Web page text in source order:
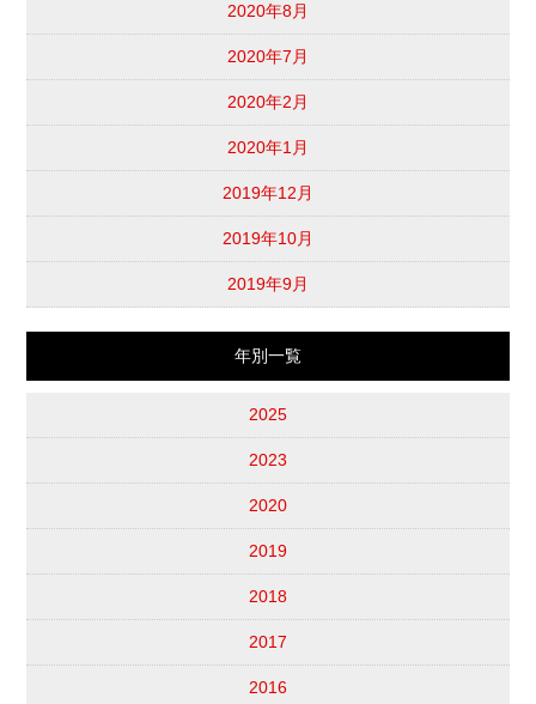
2020年8月
2020年7月
2020年2月
2020年1月
2019年12月
2019年10月
2019年9月
年別一覧
2025
2023
2020
2019
2018
2017
2016